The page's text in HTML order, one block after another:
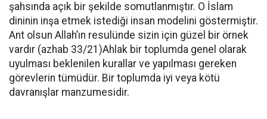
şahsında açık bir şekilde somutlanmıştır. O İslam
dininin inşa etmek istediği insan modelini göstermiştir.
Ant olsun Allah’ın resulünde sizin için güzel bir örnek
vardır (azhab 33/21)Ahlak bir toplumda genel olarak
uyulması beklenilen kurallar ve yapılması gereken
görevlerin tümüdür. Bir toplumda iyi veya kötü
davranışlar manzumesidir.